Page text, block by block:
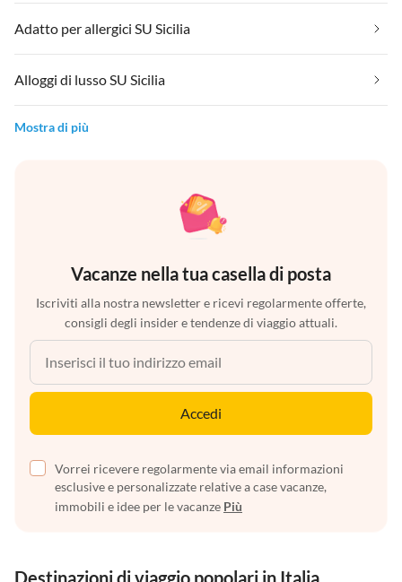
Adatto per allergici SU Sicilia
Alloggi di lusso SU Sicilia
Mostra di più
Vacanze nella tua casella di posta
Iscriviti alla nostra newsletter e ricevi regolarmente offerte,
consigli degli insider e tendenze di viaggio attuali.
Accedi
Vorrei ricevere regolarmente via email informazioni
esclusive e personalizzate relative a case vacanze,
immobili e idee per le vacanze Più
Destinazioni di viaggio popolari in Italia